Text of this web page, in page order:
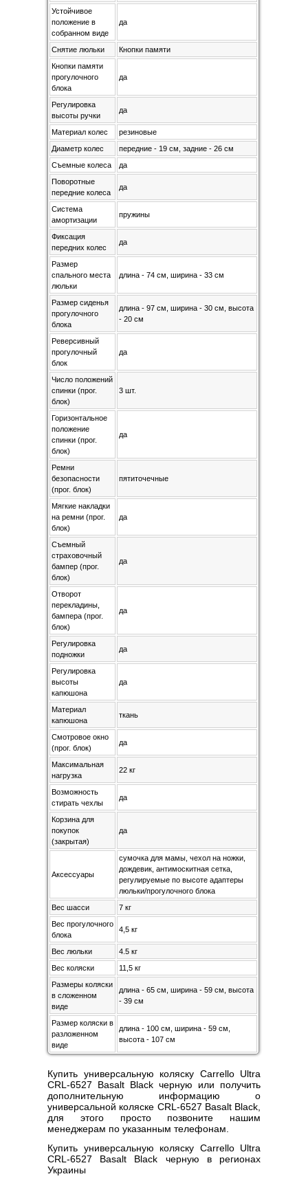
Устойчивое
положение в
собранном виде
да
Снятие люльки
Кнопки памяти
Кнопки памяти
прогулочного
блока
да
Регулировка
высоты ручки
да
Материал колес
резиновые
Диаметр колес
передние - 19 см, задние - 26 см
Съемные колеса
да
Поворотные
передние колеса
да
Система
амортизации
пружины
Фиксация
передних колес
да
Размер
спального места
люльки
длина - 74 см, ширина - 33 см
Размер сиденья
прогулочного
блока
длина - 97 см, ширина - 30 см, высота
- 20 см
Реверсивный
прогулочный
блок
да
Число положений
спинки (прог.
блок)
3 шт.
Горизонтальное
положение
спинки (прог.
блок)
да
Ремни
безопасности
(прог. блок)
пятиточечные
Мягкие накладки
на ремни (прог.
блок)
да
Съемный
страховочный
бампер (прог.
блок)
да
Отворот
перекладины,
бампера (прог.
блок)
да
Регулировка
подножки
да
Регулировка
высоты
капюшона
да
Материал
капюшона
ткань
Смотровое окно
(прог. блок)
да
Максимальная
нагрузка
22 кг
Возможность
стирать чехлы
да
Корзина для
покупок
(закрытая)
да
Аксессуары
сумочка для мамы, чехол на ножки,
дождевик, антимоскитная сетка,
регулируемые по высоте адаптеры
люльки/прогулочного блока
Вес шасси
7 кг
Вес прогулочного
блока
4,5 кг
Вес люльки
4.5 кг
Вес коляски
11,5 кг
Размеры коляски
в сложенном
виде
длина - 65 см, ширина - 59 см, высота
- 39 см
Размер коляски в
разложенном
виде
длина - 100 см, ширина - 59 см,
высота - 107 см
Купить универсальную коляску Carrello Ultra
CRL-6527 Basalt Black черную или получить
дополнительную информацию о
универсальной коляске CRL-6527 Basalt Black,
для этого просто позвоните нашим
менеджерам по указанным телефонам.
Купить универсальную коляску Carrello Ultra
CRL-6527 Basalt Black черную в регионах
Украины